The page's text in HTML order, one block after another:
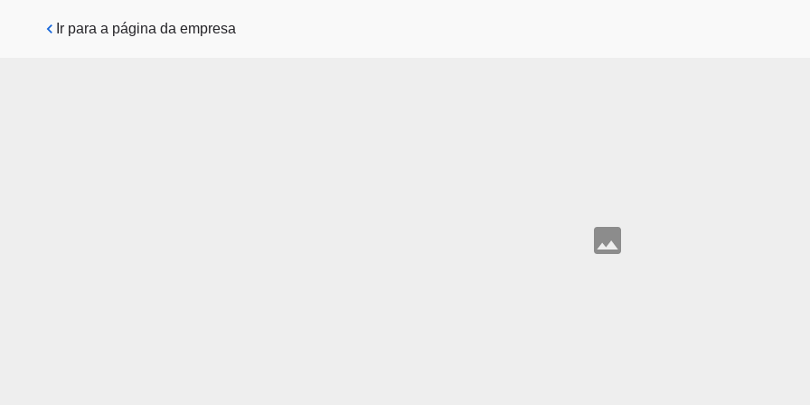
Pular para o conteúdo principal
Ir para a página da empresa